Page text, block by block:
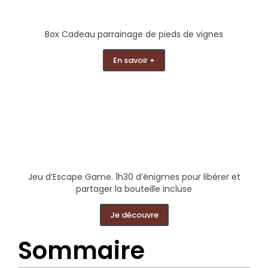
Box Cadeau parrainage de pieds de vignes
En savoir +
Jeu d’Escape Game. 1h30 d’énigmes pour libérer et
partager la bouteille incluse
Je découvre
Sommaire